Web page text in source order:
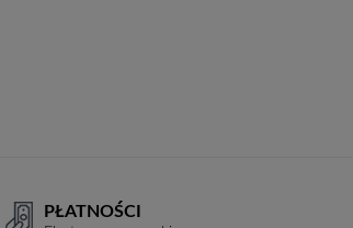
PŁATNOŚCI